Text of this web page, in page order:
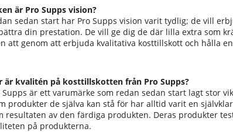
är Pro Supps vision?
sedan start har Pro Supps vision varit tydlig; de vill
din prestation. De vill ge dig de där lilla extra som
att genom att erbjuda kvalitativa kosttillskott och hålla
är kvalitén på kosttillskotten från Pro Supps?
Supps är ett varumärke som redan sedan start lagt stor
produkter de själva kan stå för har alltid varit en
resultaten av den färdiga produkten. Deras produkter
på produkterna.